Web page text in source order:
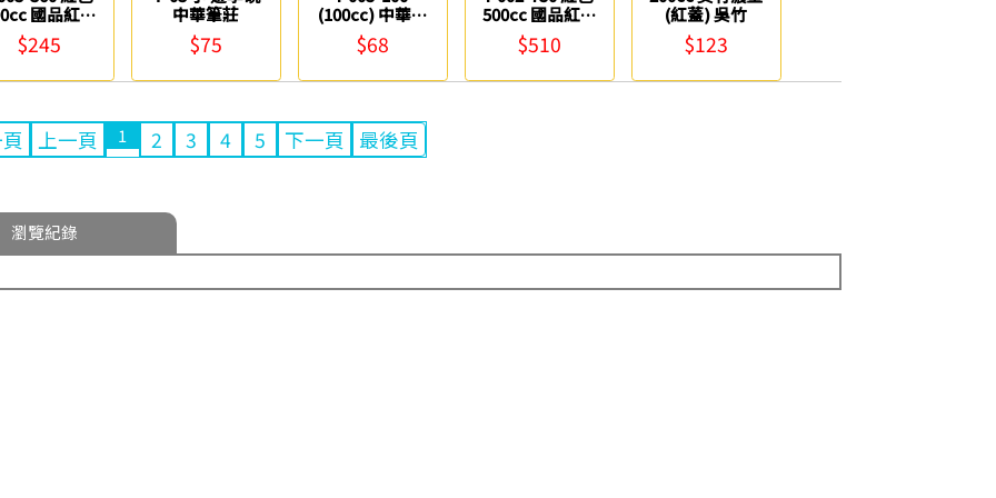
國品紅硃
中華筆莊
$245
中華筆莊
$75
(100cc) 中華濃
墨 中華筆莊
$68
500cc 國品紅硃
砂液 中華筆莊
$510
(紅蓋) 吳竹
$123
上一頁 1 2 3 4 5 下一頁 最後頁
瀏覽紀錄